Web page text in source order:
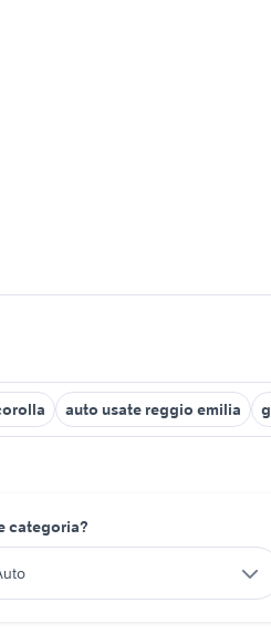
auto usate reggio emilia
categoria?